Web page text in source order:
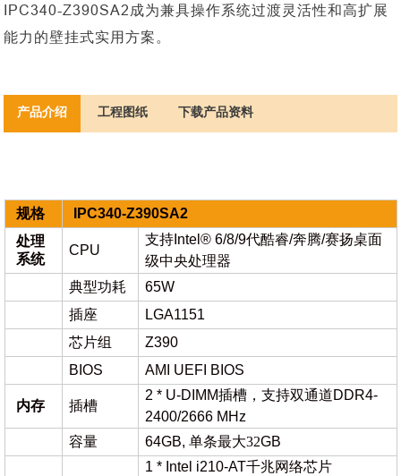
IPC340-Z390SA2成为兼具操作系统过渡灵活性和高扩展
能力的壁挂式实用方案。
产品介绍 工程图纸 下载产品资料
规格 IPC340-Z390SA2
处理
系统
CPU
支持Intel® 6/8/9代酷睿/奔腾/赛扬桌面
级中央处理器
典型功耗
65W
插座
LGA1151
芯片组
Z390
BIOS
AMI UEFI BIOS
内存 插槽
2 * U-DIMM插槽，支持双通道DDR4-
2400/2666 MHz
容量
64GB, 单条最大32GB
1 * Intel i210-AT千兆网络芯片